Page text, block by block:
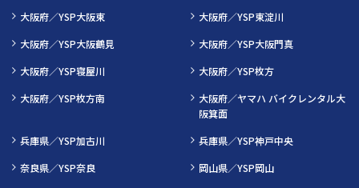
大阪府／YSP大阪東
大阪府／YSP東淀川
大阪府／YSP大阪鶴見
大阪府／YSP大阪門真
大阪府／YSP寝屋川
大阪府／YSP枚方
大阪府／YSP枚方南
大阪府／ヤマハ バイクレンタル大
阪箕面
兵庫県／YSP加古川
兵庫県／YSP神戸中央
奈良県／YSP奈良
岡山県／YSP岡山